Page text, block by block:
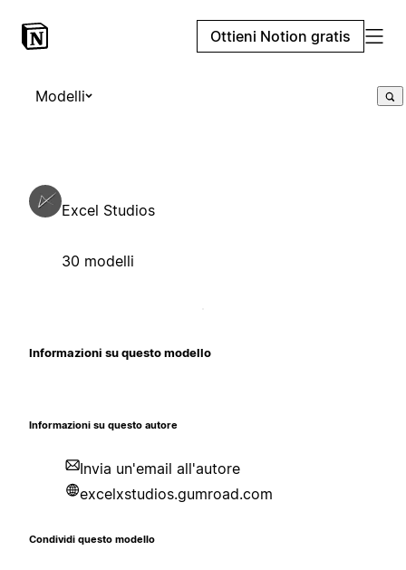
Ottieni Notion gratis
Modelli
Excel Studios
30 modelli
Informazioni su questo modello
Informazioni su questo autore
Invia un'email all'autore
excelxstudios.gumroad.com
Condividi questo modello